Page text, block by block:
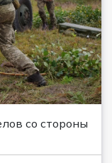
со стороны